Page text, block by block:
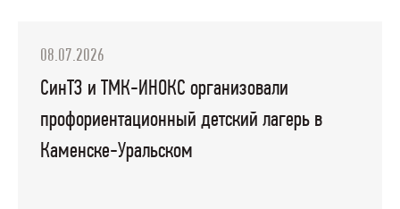
08.07.2026
СинТЗ и ТМК-ИНОКС организовали
профориентационный детский лагерь в
Каменске-Уральском